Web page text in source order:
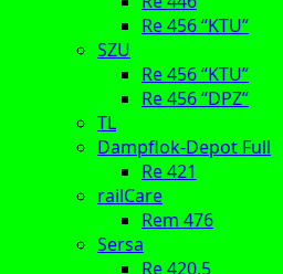
Re 456 “KTU”
SZU
Re 456 “KTU”
Re 456 “DPZ”
TL
Dampflok-Depot Full
Re 421
railCare
Rem 476
Sersa
Re 420.5